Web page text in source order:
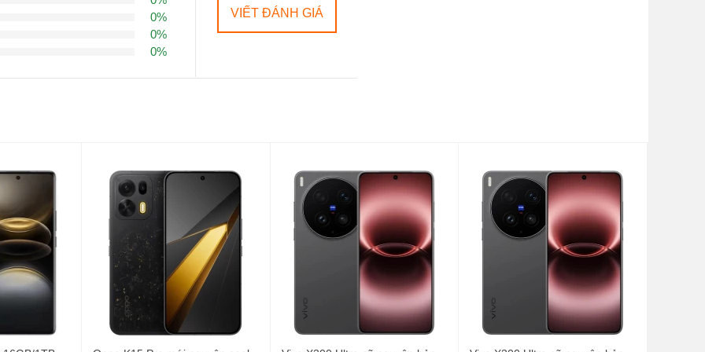
Display độc bản
Galaxy S26 Ultra. Thay vì vẻ ngoài vuông vức có phần hầm hố của
lượng
"gây sốt" nhất năm nay. Samsung tích hợp trực tiếp lớp ngăn nhìn
kích hoạt, góc nhìn sẽ bị thu hẹp lại, khiến những người xung quanh
tư của bạn ở nơi công cộng.
2600 nits , kết hợp với kính Corning Gorilla Glass Armor 2
giúp giảm
"Quái vật" 3nm
8 Elite Gen 5 for Galaxy . Được sản xuất trên tiến trình 3nm tiên tiến,
điểm nhấn thực sự nằm ở NPU (Bộ xử lý thần kinh).
0%
0%
0%
VIẾT ĐÁNH GIÁ